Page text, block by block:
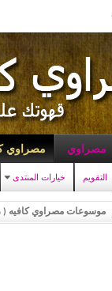
مصراوي مصراوي
التقويم خيارات المنتدى
موسوعات مصراوي كافيه (